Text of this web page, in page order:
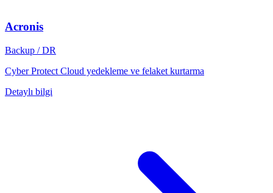
Acronis
Backup / DR
Cyber Protect Cloud yedekleme ve felaket kurtarma
Detaylı bilgi